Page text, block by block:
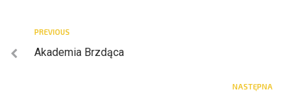
PREVIOUS
Akademia Brzdąca
NASTĘPNA